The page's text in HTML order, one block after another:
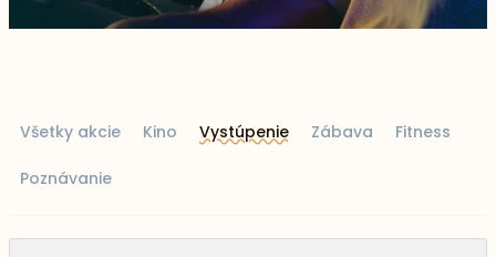
Všetky akcie Kino Vystúpenie Zábava Fitness
Poznávanie